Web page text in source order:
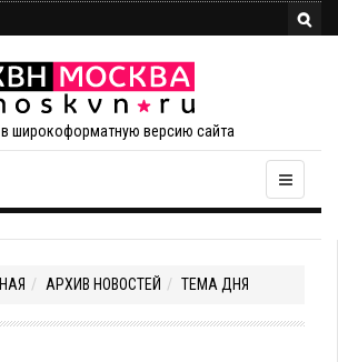
в широкоформатную версию сайта
АРХИВ НОВОСТЕЙ ТЕМА ДНЯ